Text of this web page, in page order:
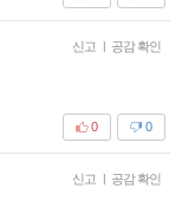
신고 | 공감 확인
0
0
신고 | 공감 확인